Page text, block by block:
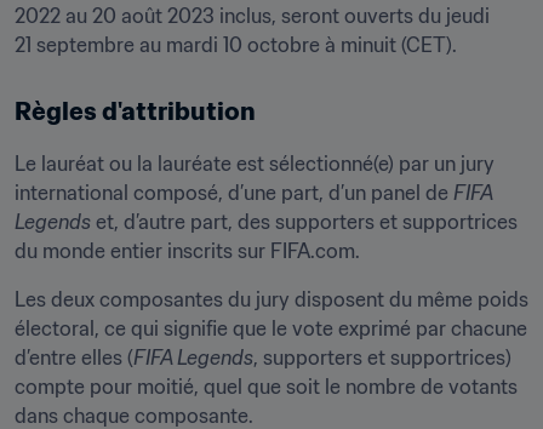
2022 au 20 août 2023 inclus, seront ouverts du jeudi
21 septembre au mardi 10 octobre à minuit (CET).
Règles d'attribution
Le lauréat ou la lauréate est sélectionné(e) par un jury
international composé, d’une part, d’un panel de FIFA
Legends et, d’autre part, des supporters et supportrices
du monde entier inscrits sur FIFA.com.
Les deux composantes du jury disposent du même poids
électoral, ce qui signifie que le vote exprimé par chacune
d’entre elles (FIFA Legends, supporters et supportrices)
compte pour moitié, quel que soit le nombre de votants
dans chaque composante.